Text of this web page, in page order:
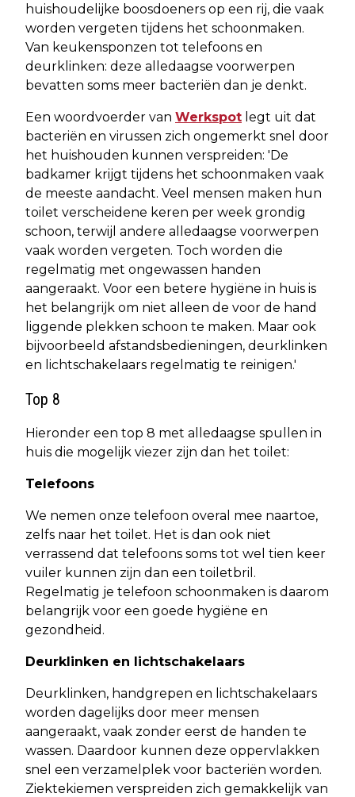
huishoudelijke boosdoeners op een rij, die vaak
worden vergeten tijdens het schoonmaken.
Van keukensponzen tot telefoons en
deurklinken: deze alledaagse voorwerpen
bevatten soms meer bacteriën dan je denkt.
Een woordvoerder van Werkspot legt uit dat
bacteriën en virussen zich ongemerkt snel door
het huishouden kunnen verspreiden: 'De
badkamer krijgt tijdens het schoonmaken vaak
de meeste aandacht. Veel mensen maken hun
toilet verscheidene keren per week grondig
schoon, terwijl andere alledaagse voorwerpen
vaak worden vergeten. Toch worden die
regelmatig met ongewassen handen
aangeraakt. Voor een betere hygiëne in huis is
het belangrijk om niet alleen de voor de hand
liggende plekken schoon te maken. Maar ook
bijvoorbeeld afstandsbedieningen, deurklinken
en lichtschakelaars regelmatig te reinigen.'
Top 8
Hieronder een top 8 met alledaagse spullen in
huis die mogelijk viezer zijn dan het toilet:
Telefoons
We nemen onze telefoon overal mee naartoe,
zelfs naar het toilet. Het is dan ook niet
verrassend dat telefoons soms tot wel tien keer
vuiler kunnen zijn dan een toiletbril.
Regelmatig je telefoon schoonmaken is daarom
belangrijk voor een goede hygiëne en
gezondheid.
Deurklinken en lichtschakelaars
Deurklinken, handgrepen en lichtschakelaars
worden dagelijks door meer mensen
aangeraakt, vaak zonder eerst de handen te
wassen. Daardoor kunnen deze oppervlakken
snel een verzamelplek voor bacteriën worden.
Ziektekiemen verspreiden zich gemakkelijk van